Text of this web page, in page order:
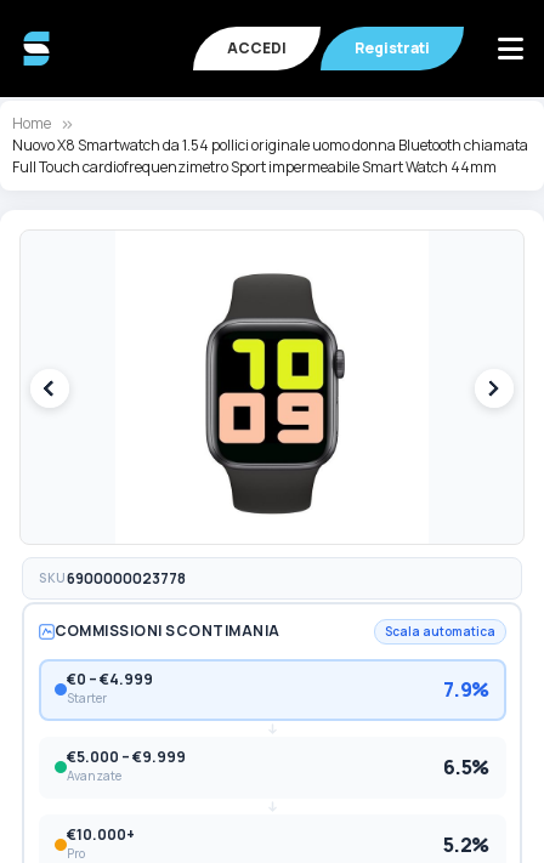
ACCEDI Registrati
Home
Nuovo X8 Smartwatch da 1.54 pollici originale uomo donna Bluetooth chiamata
Full Touch cardiofrequenzimetro Sport impermeabile Smart Watch 44mm
Vai
immagini
Vai
SKU6900000023778
COMMISSIONI SCONTIMANIA Scala automatica
€0 – €4.999
Starter 7.9%
€5.000 – €9.999
Avanzate 6.5%
€10.000+
Pro 5.2%